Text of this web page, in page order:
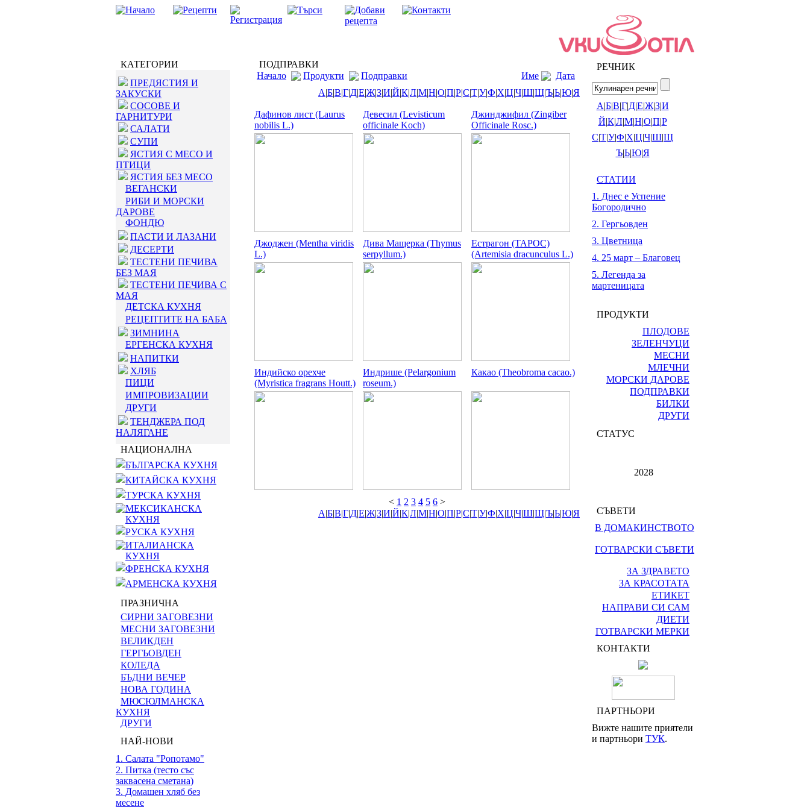
КАТЕГОРИИ
ПРЕДЯСТИЯ И
ЗАКУСКИ
СОСОВЕ И
ГАРНИТУРИ
САЛАТИ
СУПИ
ЯСТИЯ С МЕСО И
ПТИЦИ
ЯСТИЯ БЕЗ МЕСО
ВЕГАНСКИ
РИБИ И МОРСКИ
ДАРОВЕ
ФОНДЮ
ПАСТИ И ЛАЗАНИ
ДЕСЕРТИ
ТЕСТЕНИ ПЕЧИВА
БЕЗ МАЯ
ТЕСТЕНИ ПЕЧИВА С
МАЯ
ДЕТСКА КУХНЯ
РЕЦЕПТИТЕ НА БАБА
ЗИМНИНА
ЕРГЕНСКА КУХНЯ
НАПИТКИ
ХЛЯБ
ПИЦИ
ИМПРОВИЗАЦИИ
ДРУГИ
ТЕНДЖЕРА ПОД
НАЛЯГАНЕ
НАЦИОНАЛНА
БЪЛГАРСКА КУХНЯ
КИТАЙСКА КУХНЯ
ТУРСКА КУХНЯ
МЕКСИКАНСКА
КУХНЯ
РУСКА КУХНЯ
ИТАЛИАНСКА
КУХНЯ
ФРЕНСКА КУХНЯ
АРМЕНСКА КУХНЯ
ПРАЗНИЧНА
СИРНИ ЗАГОВЕЗНИ
МЕСНИ ЗАГОВЕЗНИ
ВЕЛИКДЕН
ГЕРГЬОВДЕН
КОЛЕДА
БЪДНИ ВЕЧЕР
НОВА ГОДИНА
МЮСЮЛМАНСКА
КУХНЯ
ДРУГИ
НАЙ-НОВИ
1. Салата "Ропотамо"
2. Питка (тесто със
заквасена сметана)
3. Домашен хляб без
месене
ПОДПРАВКИ
Начало
Продукти Подправки Име
Дата
А|Б|В|Г|Д|Е|Ж|З|И|Й|К|Л|М|Н|О|П|Р|С|Т|У|Ф|Х|Ц|Ч|Ш|Щ|Ъ|Ь|Ю|Я
Дафинов лист (Laurus
nobilis L.)
Девесил (Levisticum
officinale Koch)
Джинджифил (Zingiber
Officinale Rosc.)
Джоджен (Mentha viridis
L.)
Дива Мащерка (Thymus
serpyllum.)
Естрагон (ТАРОС)
(Artemisia dracunculus L.)
Индийско орехче
(Myristica fragrans Houtt.)
Индрише (Pelargonium
roseum.)
Какао (Theobroma cacao.)
< 1 2 3 4 5 6 >
А|Б|В|Г|Д|Е|Ж|З|И|Й|К|Л|М|Н|О|П|Р|С|Т|У|Ф|Х|Ц|Ч|Ш|Щ|Ъ|Ь|Ю|Я
РЕЧНИК
А|Б|В|Г|Д|Е|Ж|З|И
Й|К|Л|М|Н|О|П|Р
С|Т|У|Ф|Х|Ц|Ч|Ш|Щ
Ъ|Ь|Ю|Я
СТАТИИ
1. Днес е Успение
Богородично
2. Гергьовден
3. Цветница
4. 25 март – Благовец
5. Легенда за
мартеницата
ПРОДУКТИ
ПЛОДОВЕ
ЗЕЛЕНЧУЦИ
МЕСНИ
МЛЕЧНИ
МОРСКИ ДАРОВЕ
ПОДПРАВКИ
БИЛКИ
ДРУГИ
СТАТУС
2028
СЪВЕТИ
В ДОМАКИНСТВОТО
ГОТВАРСКИ СЪВЕТИ
ЗА ЗДРАВЕТО
ЗА КРАСОТАТА
ЕТИКЕТ
НАПРАВИ СИ САМ
ДИЕТИ
ГОТВАРСКИ МЕРКИ
КОНТАКТИ
ПАРТНЬОРИ
Вижте нашите приятели
и партньори ТУК.